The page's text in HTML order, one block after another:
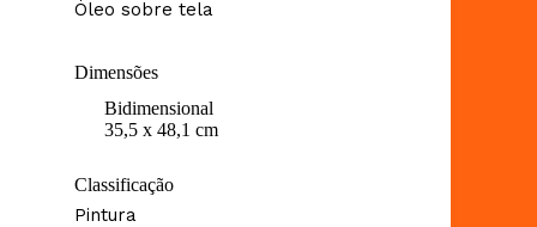
Óleo sobre tela
Dimensões
Bidimensional
35,5 x 48,1 cm
Classificação
Pintura